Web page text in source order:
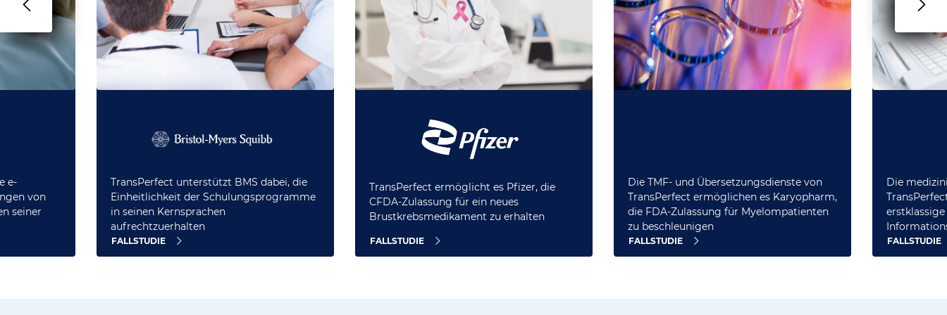
e-
von
seiner
TransPerfect unterstützt BMS dabei, die
Einheitlichkeit der Schulungsprogramme
in seinen Kernsprachen
aufrechtzuerhalten
FALLSTUDIE
TransPerfect ermöglicht es Pfizer, die
CFDA-Zulassung für ein neues
Brustkrebsmedikament zu erhalten
FALLSTUDIE
Die TMF- und Übersetzungsdienste von
TransPerfect ermöglichen es Karyopharm,
die FDA-Zulassung für Myelompatienten
zu beschleunigen
FALLSTUDIE
Die
FALLSTUDIE